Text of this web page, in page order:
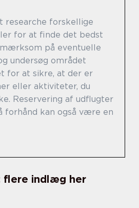
researche forskellige
for at finde det bedst
på eventuelle
undersøg området
for at sikre, at der er
eller aktiviteter, du
Reservering af udflugter
forhånd kan også være en
flere indlæg her